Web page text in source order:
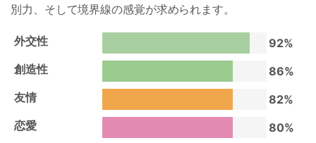
別力、そして境界線の感覚が求められます。
外交性
92%
創造性
86%
友情
82%
恋愛
80%